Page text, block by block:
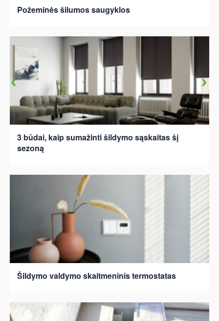
Požeminės šilumos saugyklos
3 būdai, kaip sumažinti šildymo sąskaitas šį
sezoną
Šildymo valdymo skaitmeninis termostatas